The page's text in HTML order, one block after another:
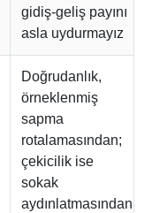
gidiş-geliş payını
asla uydurmayız
Doğrudanlık,
örneklenmiş
sapma
rotalamasından;
çekicilik ise
sokak
aydınlatmasından